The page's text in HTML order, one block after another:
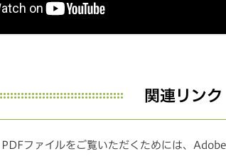
関連リンク
PDFファイルをご覧いただくためには、